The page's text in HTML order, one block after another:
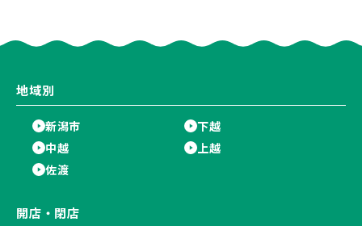
♪
地域別
新潟市
下越
中越
上越
佐渡
開店・閉店